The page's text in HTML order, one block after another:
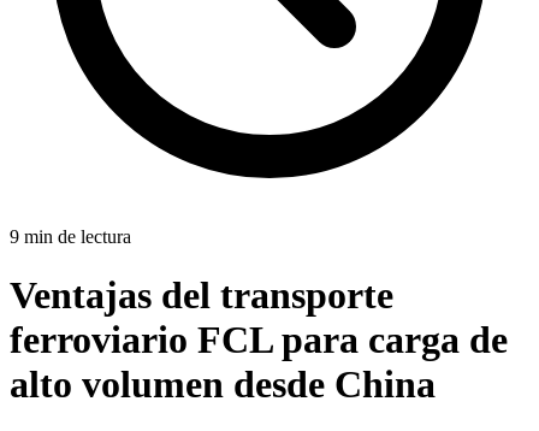
9 min de lectura
Ventajas del transporte
ferroviario FCL para carga de
alto volumen desde China